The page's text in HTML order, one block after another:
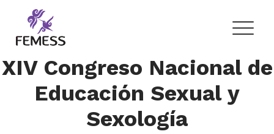
content
Femess
Federación Mexicana de Educación Sexual y Sexología, A.C.
XIV Congreso Nacional de
Educación Sexual y
Sexología